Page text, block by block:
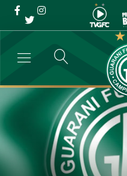
Sócios
→ Destaque